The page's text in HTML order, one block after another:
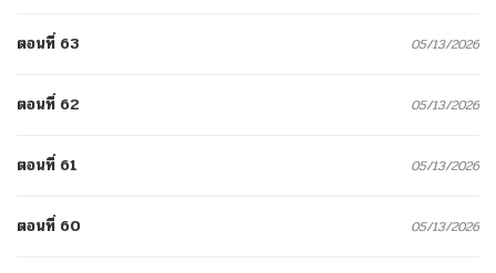
ตอนที่ 63 05/13/2026
ตอนที่ 62 05/13/2026
ตอนที่ 61 05/13/2026
ตอนที่ 60 05/13/2026